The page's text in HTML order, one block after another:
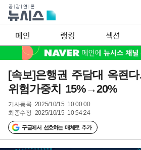
메인 랭킹 섹션
[속보]은행권 주담대 옥죈
위험가중치 15%→20%
기사등록 2025/10/15 10:00:00
최종수정 2025/10/15 10:54:24
구글에서 선호하는 매체로 추가